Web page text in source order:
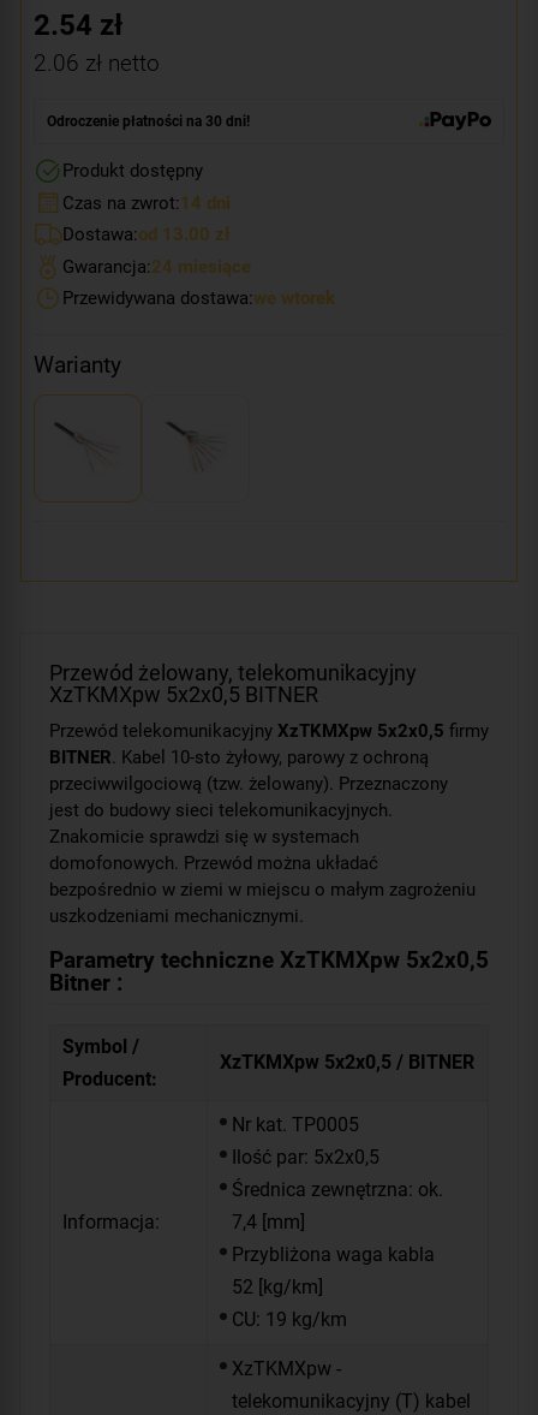
2.54 zł
2.06 zł netto
Odroczenie płatności na 30 dni!
Produkt dostępny
Czas na zwrot:14 dni
Dostawa:od 13.00 zł
Gwarancja:24 miesiące
Przewidywana dostawa:we wtorek
Warianty
Przewód żelowany, telekomunikacyjny
XzTKMXpw 5x2x0,5 BITNER
Przewód telekomunikacyjny XzTKMXpw 5x2x0,5 firmy
BITNER. Kabel 10-sto żyłowy, parowy z ochroną
przeciwwilgociową (tzw. żelowany). Przeznaczony
jest do budowy sieci telekomunikacyjnych.
Znakomicie sprawdzi się w systemach
domofonowych. Przewód można układać
bezpośrednio w ziemi w miejscu o małym zagrożeniu
uszkodzeniami mechanicznymi.
Parametry techniczne XzTKMXpw 5x2x0,5
Bitner :
Symbol /
Producent:
XzTKMXpw 5x2x0,5 / BITNER
Informacja:
Nr kat. TP0005
Ilość par: 5x2x0,5
Średnica zewnętrzna: ok.
7,4 [mm]
Przybliżona waga kabla
52 [kg/km]
CU: 19 kg/km
XzTKMXpw -
telekomunikacyjny (T) kabel